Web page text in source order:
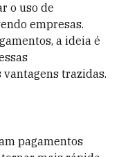
o uso de
empresas.
a ideia é
trazidas.
pagamentos